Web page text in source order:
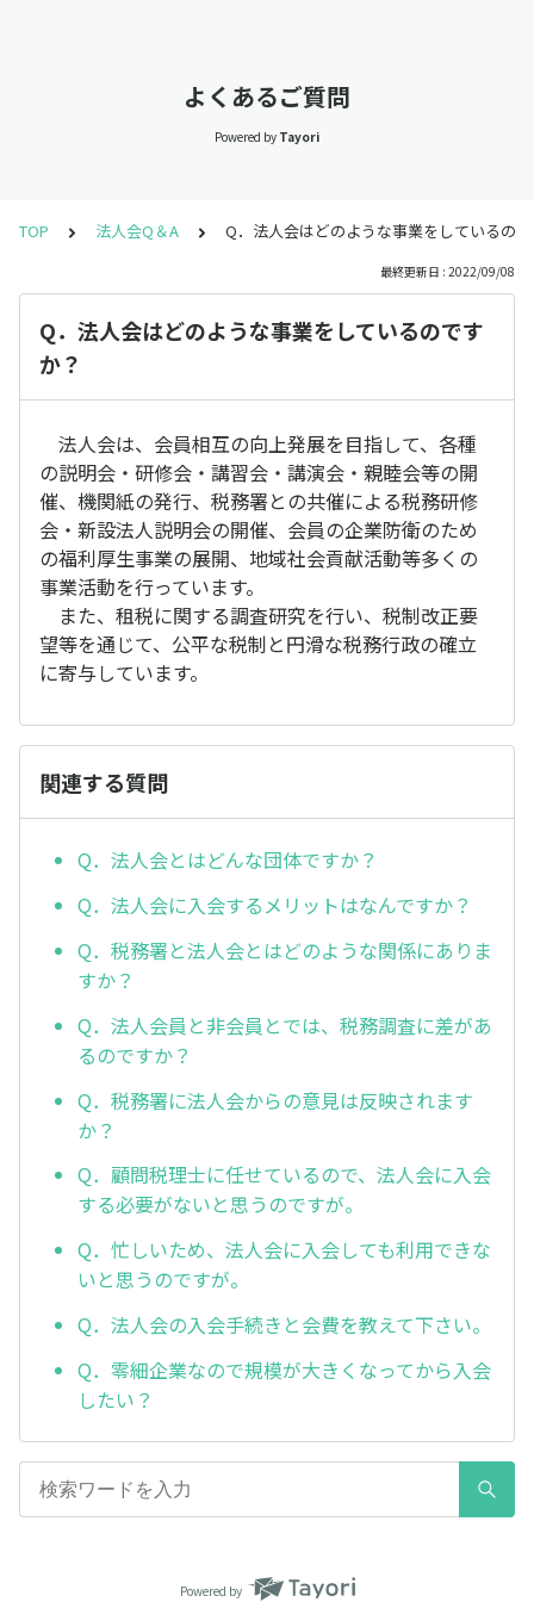
よくあるご質問
Powered by Tayori
TOP 法人会Q＆A Q．法人会はどのような事業をしているの
最終更新日 : 2022/09/08
Q．法人会はどのような事業をしているのです
か？
法人会は、会員相互の向上発展を目指して、各種
の説明会・研修会・講習会・講演会・親睦会等の開
催、機関紙の発行、税務署との共催による税務研修
会・新設法人説明会の開催、会員の企業防衛のため
の福利厚生事業の展開、地域社会貢献活動等多くの
事業活動を行っています。
また、租税に関する調査研究を行い、税制改正要
望等を通じて、公平な税制と円滑な税務行政の確立
に寄与しています。
関連する質問
Q．法人会とはどんな団体ですか？
Q．法人会に入会するメリットはなんですか？
Q．税務署と法人会とはどのような関係にありま
すか？
Q．法人会員と非会員とでは、税務調査に差があ
るのですか？
Q．税務署に法人会からの意見は反映されます
か？
Q．顧問税理士に任せているので、法人会に入会
する必要がないと思うのですが。
Q．忙しいため、法人会に入会しても利用できな
いと思うのですが。
Q．法人会の入会手続きと会費を教えて下さい。
Q．零細企業なので規模が大きくなってから入会
したい？
Powered by